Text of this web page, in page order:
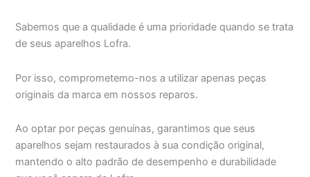
Sabemos que a qualidade é uma prioridade quando se trata
de seus aparelhos Lofra.
Por isso, comprometemo-nos a utilizar apenas peças
originais da marca em nossos reparos.
Ao optar por peças genuínas, garantimos que seus
aparelhos sejam restaurados à sua condição original,
mantendo o alto padrão de desempenho e durabilidade